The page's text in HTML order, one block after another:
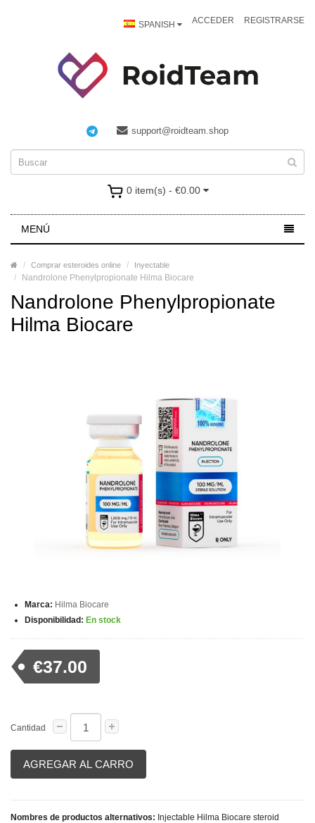
SPANISH ACCEDER REGISTRARSE
support@roidteam.shop
0 item(s) - €0.00
MENÚ
Comprar esteroides online Inyectable
Nandrolone Phenylpropionate Hilma Biocare
Nandrolone Phenylpropionate
Hilma Biocare
Marca: Hilma Biocare
Disponibilidad: En stock
€37.00
Cantidad
AGREGAR AL CARRO
Nombres de productos alternativos: Injectable Hilma Biocare steroid